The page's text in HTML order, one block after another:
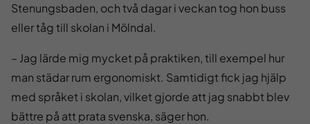
Stenungsbaden, och två dagar i veckan tog hon buss
eller tåg till skolan i Mölndal.
– Jag lärde mig mycket på praktiken, till exempel hur
man städar rum ergonomiskt. Samtidigt fick jag hjälp
med språket i skolan, vilket gjorde att jag snabbt blev
bättre på att prata svenska, säger hon.